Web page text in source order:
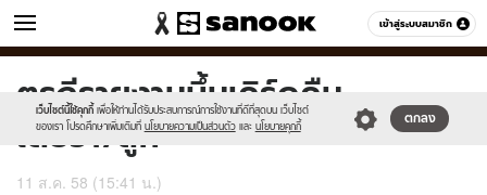
เข้าสู่ระบบสมาชิก
ข่าว หมวดอื่นๆ
เว็บไซต์นี้ใช้คุกกี้ เพื่อให้ท่านได้รับประสบการณ์การใช้งานที่ดีที่สุดบน เว็บไซต์
ของเรา โปรดศึกษาเพิ่มเติมที่ นโยบายความเป็นส่วนตัว และ นโยบายคุกกี้
ตกลง
Sanook
//s.isanook.com/sr/0/images/logo-
new-
sanook.png
600
60
ตุรกีรายงานบึ้มเคิร์ดคืน
เดียว17ลูก
11 ส.ค. 58 (15:41 น.)